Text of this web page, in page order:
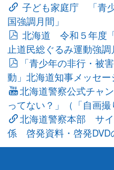
子ども家庭庁 「青
国強調月間」
北海道 令和５年度
止道民総ぐるみ運動強
「青少年の非行・被
動」北海道知事メッセー
北海道警察公式チャ
ってない？」（「自画撮
北海道警察本部 サ
係 啓発資料・啓発DVD